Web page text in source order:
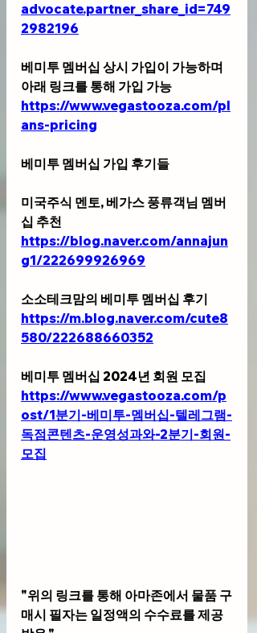
advocate.partner_share_id=749
2982196
베미투 멤버십 상시 가입이 가능하며
아래 링크를 통해 가입 가능
https://www.vegastooza.com/pl
ans-pricing
베미투 멤버십 가입 후기들
미국주식 멘토, 베가스 풍류객님 멤버
십 추천
https://blog.naver.com/annajun
g1/222699926969
소소테크맘의 베미투 멤버십 후기
https://m.blog.naver.com/cute8
580/222688660352
베미투 멤버십 2024년 회원 모집
https://www.vegastooza.com/p
ost/1분기-베미투-멤버십-텔레그램-
독점콘텐츠-운영성과와-2분기-회원-
모집
"위의 링크를 통해 아마존에서 물품 구
매시 필자는 일정액의 수수료를 제공